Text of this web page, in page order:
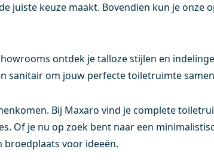
juiste keuze maakt. Bovendien kun je onze
ontdek je talloze stijlen en
sanitair om jouw perfecte toiletruimte
Bij Maxaro vind je complete
Of je nu op zoek bent naar een
voor ideeën.